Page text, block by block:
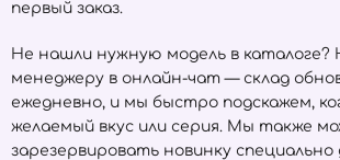
первый заказ.
Не нашли нужную модель в
менеджеру в онлайн-чат — склад
ежедневно, и мы быстро подскажем,
желаемый вкус или серия. Мы также
зарезервировать новинку специально